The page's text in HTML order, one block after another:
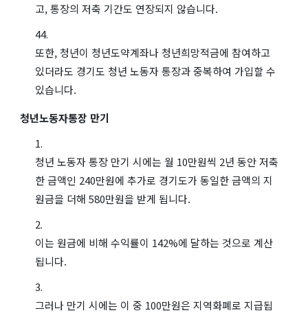
고, 통장의 저축 기간도 연장되지 않습니다.
또한, 청년이 청년도약계좌나 청년희망적금에 참여하고
있더라도 경기도 청년 노동자 통장과 중복하여 가입할 수
있습니다.
청년노동자통장 만기
청년 노동자 통장 만기 시에는 월 10만원씩 2년 동안 저축
한 금액인 240만원에 추가로 경기도가 동일한 금액의 지
원금을 더해 580만원을 받게 됩니다.
이는 원금에 비해 수익률이 142%에 달하는 것으로 계산
됩니다.
그러나 만기 시에는 이 중 100만원은 지역화폐로 지급됩